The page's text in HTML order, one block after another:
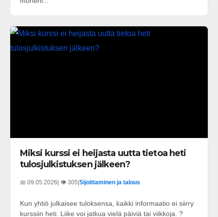
Miksi kurssi ei heijasta uutta tietoa heti
tulosjulkistuksen jälkeen?
📅 09.05.2026| 👁️ 305|Sijoittaminen ja talous
Kun yhtiö julkaisee tuloksensa, kaikki informaatio ei siirry
kurssiin heti. Liike voi jatkua vielä päiviä tai viikkoja. ?